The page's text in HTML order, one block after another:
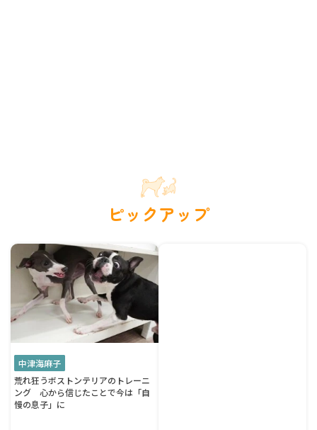
ピックアップ
中津海麻子
荒れ狂うボストンテリアのトレーニ
ング 心から信じたことで今は「自
慢の息子」に